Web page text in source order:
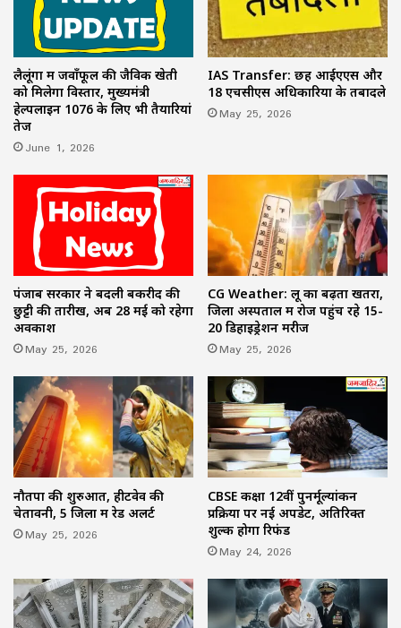
लैलूंगा में जवाँफूल की जैविक खेती
को मिलेगा विस्तार, मुख्यमंत्री
हेल्पलाइन 1076 के लिए भी तैयारियां
तेज
June 1, 2026
IAS Transfer: छह आईएएस और
18 एचसीएस अधिकारियों के तबादले
May 25, 2026
पंजाब सरकार ने बदली बकरीद की
छुट्टी की तारीख, अब 28 मई को रहेगा
अवकाश
May 25, 2026
CG Weather: लू का बढ़ता खतरा,
जिला अस्पताल में रोज पहुंच रहे 15-
20 डिहाइड्रेशन मरीज
May 25, 2026
नौतपा की शुरुआत, हीटवेव की
चेतावनी, 5 जिलों में रेड अलर्ट
May 25, 2026
CBSE कक्षा 12वीं पुनर्मूल्यांकन
प्रक्रिया पर नई अपडेट, अतिरिक्त
शुल्क होगा रिफंड
May 24, 2026